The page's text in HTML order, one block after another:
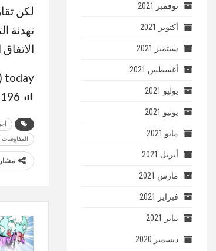
لكن
تهدئة
today
196
المفاوضات
نوفمبر 2021
أكتوبر 2021
سبتمبر 2021
أغسطس 2021
يوليو 2021
يونيو 2021
مايو 2021
أبريل 2021
مارس 2021
فبراير 2021
يناير 2021
ديسمبر 2020